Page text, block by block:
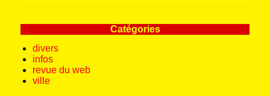
Catégories
divers
infos
revue du web
ville